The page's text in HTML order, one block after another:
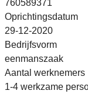
760589371
Oprichtingsdatum
29-12-2020
Bedrijfsvorm
eenmanszaak
Aantal werknemers
1-4 werkzame